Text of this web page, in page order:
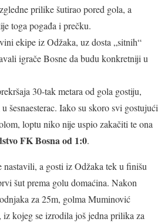
prilike šutirao pored gola, a
toga pogađa i prečku.
ekipe iz Odžaka, uz dosta „sitnih“
igrače Bosne da budu konkretniji u
30-tak metara od gola gostiju,
šesnaesterac. Iako su skoro svi gostujući
loptu niko nije uspio zakačiti te ona
FK Bosna od 1:0.
nastavili, a gosti iz Odžaka tek u finišu
šut prema golu domaćina. Nakon
za 25m, golma Muminović
kojeg se izrodila još jedna prilika za